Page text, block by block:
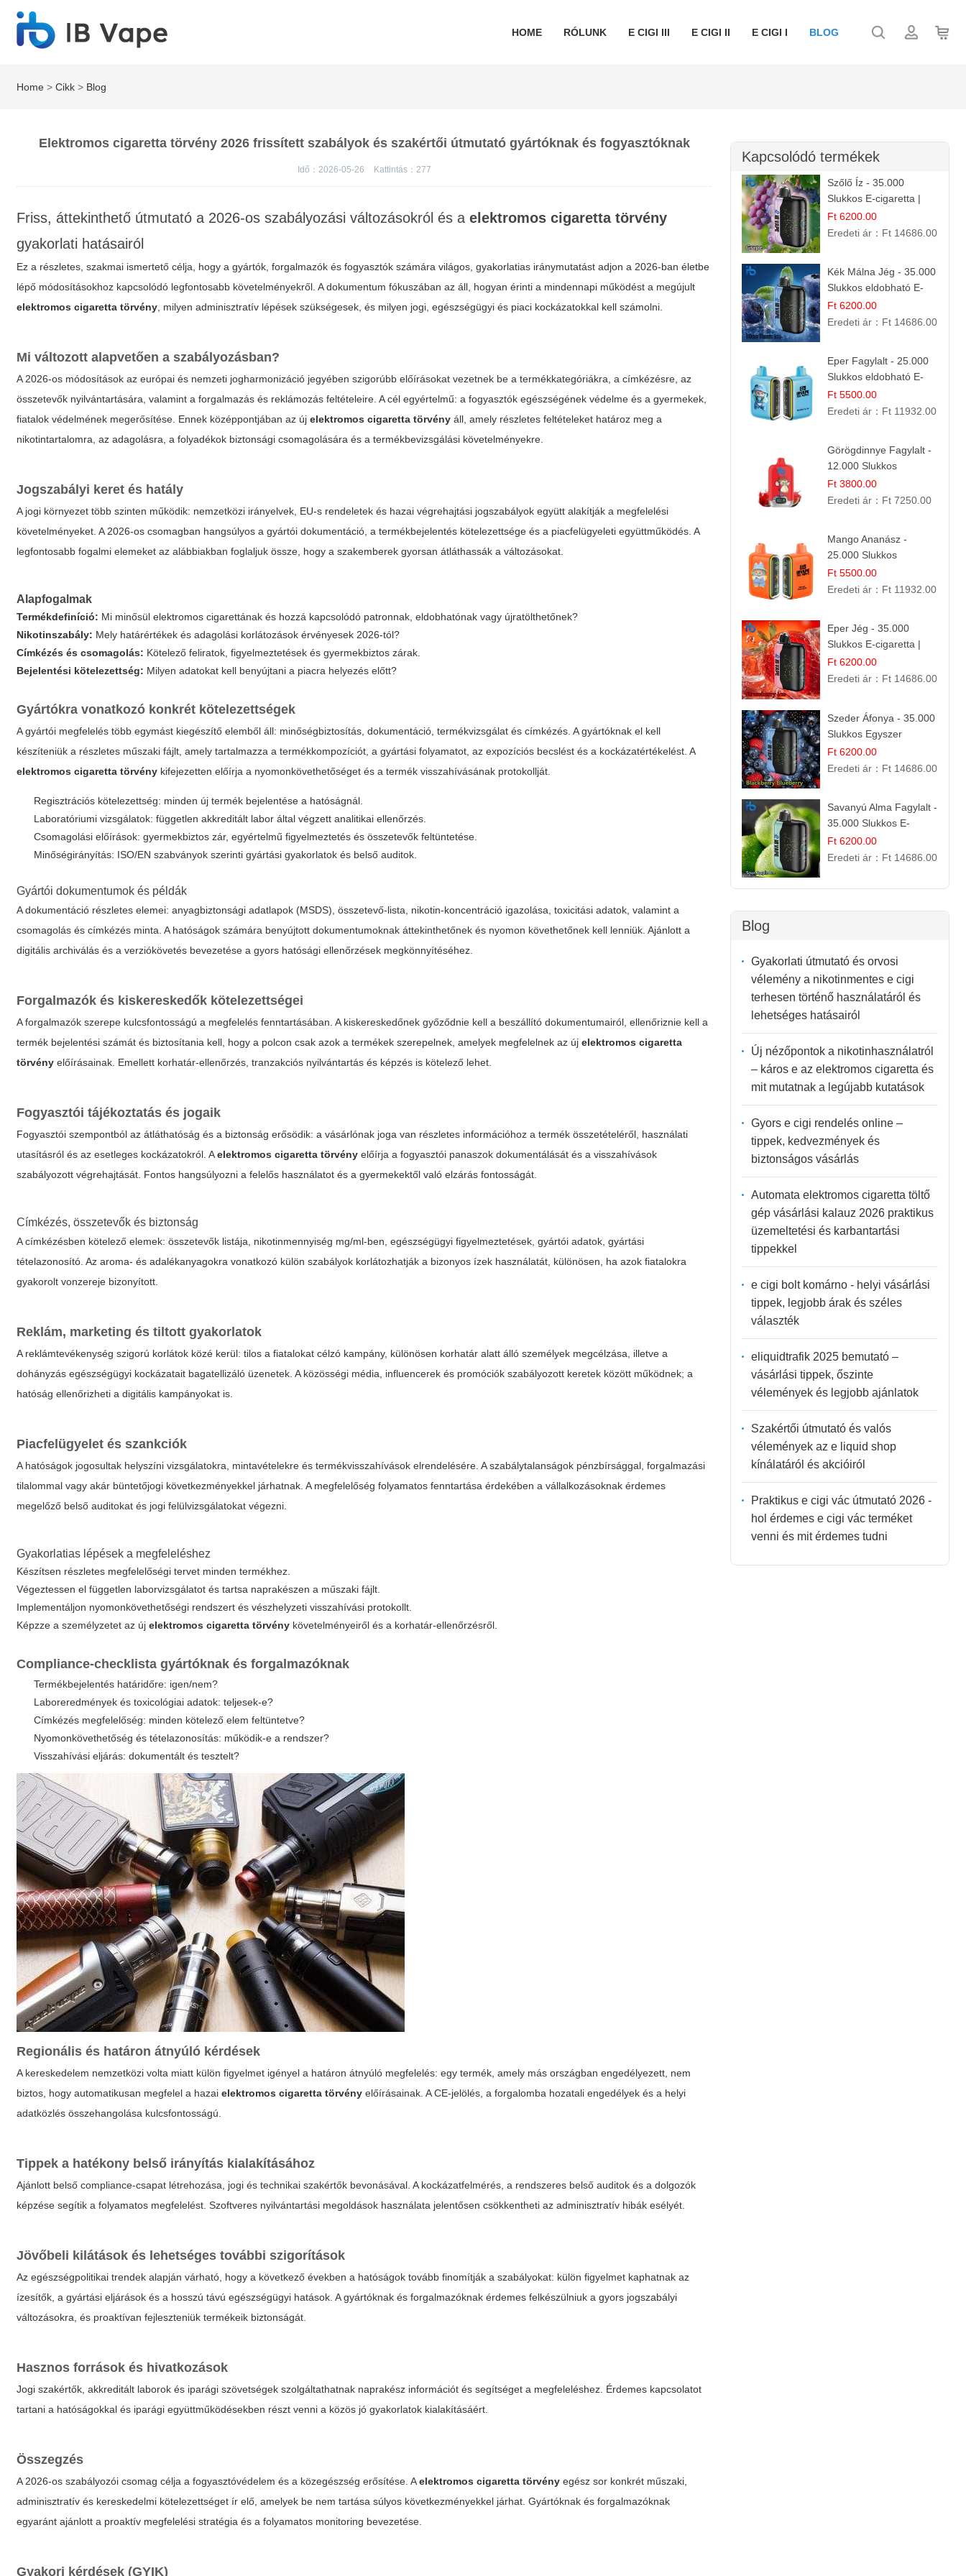
HOME RÓLUNK E CIGI III E CIGI II E CIGI I BLOG
Home >Cikk > Blog
Elektromos cigaretta törvény 2026 frissített szabályok és szakértői útmutató gyártóknak és fogyasztóknak
Idő：2026-05-26 Kattintás： 277
Friss, áttekinthető útmutató a 2026-os szabályozási változásokról és aelektromos cigaretta törvény
gyakorlati hatásairól
Ez a részletes, szakmai ismertető célja, hogy a gyártók, forgalmazók és fogyasztók számára világos, gyakorlatias iránymutatást adjon a 2026-ban életbe
lépő módosításokhoz kapcsolódó legfontosabb követelményekről. A dokumentum fókuszában az áll, hogyan érinti a mindennapi működést a megújult
elektromos cigaretta törvény , milyen adminisztratív lépések szükségesek, és milyen jogi, egészségügyi és piaci kockázatokkal kell számolni.
Mi változott alapvetően a szabályozásban?
A 2026-os módosítások az európai és nemzeti jogharmonizáció jegyében szigorúbb előírásokat vezetnek be a termékkategóriákra, a címkézésre, az
összetevők nyilvántartására, valamint a forgalmazás és reklámozás feltételeire. A cél egyértelmű: a fogyasztók egészségének védelme és a gyermekek,
fiatalok védelmének megerősítése. Ennek középpontjában az újelektromos cigaretta törvény áll, amely részletes feltételeket határoz meg a
nikotintartalomra, az adagolásra, a folyadékok biztonsági csomagolására és a termékbevizsgálási követelményekre.
Jogszabályi keret és hatály
A jogi környezet több szinten működik: nemzetközi irányelvek, EU-s rendeletek és hazai végrehajtási jogszabályok együtt alakítják a megfelelési
követelményeket. A 2026-os csomagban hangsúlyos a gyártói dokumentáció, a termékbejelentés kötelezettsége és a piacfelügyeleti együttműködés. A
legfontosabb fogalmi elemeket az alábbiakban foglaljuk össze, hogy a szakemberek gyorsan átláthassák a változásokat.
Alapfogalmak
Termékdefiníció: Mi minősül elektromos cigarettának és hozzá kapcsolódó patronnak, eldobhatónak vagy újratölthetőnek?
Nikotinszabály: Mely határértékek és adagolási korlátozások érvényesek 2026-tól?
Címkézés és csomagolás: Kötelező feliratok, figyelmeztetések és gyermekbiztos zárak.
Bejelentési kötelezettség: Milyen adatokat kell benyújtani a piacra helyezés előtt?
Gyártókra vonatkozó konkrét kötelezettségek
A gyártói megfelelés több egymást kiegészítő elemből áll: minőségbiztosítás, dokumentáció, termékvizsgálat és címkézés. A gyártóknak el kell
készíteniük a részletes műszaki fájlt, amely tartalmazza a termékkompozíciót, a gyártási folyamatot, az expozíciós becslést és a kockázatértékelést. A
elektromos cigaretta törvény kifejezetten előírja a nyomonkövethetőséget és a termék visszahívásának protokollját.
Regisztrációs kötelezettség: minden új termék bejelentése a hatóságnál.
Laboratóriumi vizsgálatok: független akkreditált labor által végzett analitikai ellenőrzés.
Csomagolási előírások: gyermekbiztos zár, egyértelmű figyelmeztetés és összetevők feltüntetése.
Minőségirányítás: ISO/EN szabványok szerinti gyártási gyakorlatok és belső auditok.
Gyártói dokumentumok és példák
A dokumentáció részletes elemei: anyagbiztonsági adatlapok (MSDS), összetevő-lista, nikotin-koncentráció igazolása, toxicitási adatok, valamint a
csomagolás és címkézés minta. A hatóságok számára benyújtott dokumentumoknak áttekinthetőnek és nyomon követhetőnek kell lenniük. Ajánlott a
digitális archiválás és a verziókövetés bevezetése a gyors hatósági ellenőrzések megkönnyítéséhez.
Forgalmazók és kiskereskedők kötelezettségei
A forgalmazók szerepe kulcsfontosságú a megfelelés fenntartásában. A kiskereskedőnek győződnie kell a beszállító dokumentumairól, ellenőriznie kell a
termék bejelentési számát és biztosítania kell, hogy a polcon csak azok a termékek szerepelnek, amelyek megfelelnek az újelektromos cigaretta
törvény előírásainak. Emellett korhatár-ellenőrzés, tranzakciós nyilvántartás és képzés is kötelező lehet.
Fogyasztói tájékoztatás és jogaik
Fogyasztói szempontból az átláthatóság és a biztonság erősödik: a vásárlónak joga van részletes információhoz a termék összetételéről, használati
utasításról és az esetleges kockázatokról. Aelektromos cigaretta törvény előírja a fogyasztói panaszok dokumentálását és a visszahívások
szabályozott végrehajtását. Fontos hangsúlyozni a felelős használatot és a gyermekektől való elzárás fontosságát.
Címkézés, összetevők és biztonság
A címkézésben kötelező elemek: összetevők listája, nikotinmennyiség mg/ml-ben, egészségügyi figyelmeztetések, gyártói adatok, gyártási
tételazonosító. Az aroma- és adalékanyagokra vonatkozó külön szabályok korlátozhatják a bizonyos ízek használatát, különösen, ha azok fiatalokra
gyakorolt vonzereje bizonyított.
Reklám, marketing és tiltott gyakorlatok
A reklámtevékenység szigorú korlátok közé kerül: tilos a fiatalokat célzó kampány, különösen korhatár alatt álló személyek megcélzása, illetve a
dohányzás egészségügyi kockázatait bagatellizáló üzenetek. A közösségi média, influencerek és promóciók szabályozott keretek között működnek; a
hatóság ellenőrizheti a digitális kampányokat is.
Piacfelügyelet és szankciók
A hatóságok jogosultak helyszíni vizsgálatokra, mintavételekre és termékvisszahívások elrendelésére. A szabálytalanságok pénzbírsággal, forgalmazási
tilalommal vagy akár büntetőjogi következményekkel járhatnak. A megfelelőség folyamatos fenntartása érdekében a vállalkozásoknak érdemes
megelőző belső auditokat és jogi felülvizsgálatokat végezni.
Gyakorlatias lépések a megfeleléshez
Készítsen részletes megfelelőségi tervet minden termékhez.
Végeztessen el független laborvizsgálatot és tartsa naprakészen a műszaki fájlt.
Implementáljon nyomonkövethetőségi rendszert és vészhelyzeti visszahívási protokollt.
Képzze a személyzetet az újelektromos cigaretta törvény követelményeiről és a korhatár-ellenőrzésről.
Compliance-checklista gyártóknak és forgalmazóknak
Termékbejelentés határidőre: igen/nem?
Laboreredmények és toxicológiai adatok: teljesek-e?
Címkézés megfelelőség: minden kötelező elem feltüntetve?
Nyomonkövethetőség és tételazonosítás: működik-e a rendszer?
Visszahívási eljárás: dokumentált és tesztelt?
Regionális és határon átnyúló kérdések
A kereskedelem nemzetközi volta miatt külön figyelmet igényel a határon átnyúló megfelelés: egy termék, amely más országban engedélyezett, nem
biztos, hogy automatikusan megfelel a hazaielektromos cigaretta törvény előírásainak. A CE-jelölés, a forgalomba hozatali engedélyek és a helyi
adatközlés összehangolása kulcsfontosságú.
Tippek a hatékony belső irányítás kialakításához
Ajánlott belső compliance-csapat létrehozása, jogi és technikai szakértők bevonásával. A kockázatfelmérés, a rendszeres belső auditok és a dolgozók
képzése segítik a folyamatos megfelelést. Szoftveres nyilvántartási megoldások használata jelentősen csökkentheti az adminisztratív hibák esélyét.
Jövőbeli kilátások és lehetséges további szigorítások
Az egészségpolitikai trendek alapján várható, hogy a következő években a hatóságok tovább finomítják a szabályokat: külön figyelmet kaphatnak az
ízesítők, a gyártási eljárások és a hosszú távú egészségügyi hatások. A gyártóknak és forgalmazóknak érdemes felkészülniuk a gyors jogszabályi
változásokra, és proaktívan fejleszteniük termékeik biztonságát.
Hasznos források és hivatkozások
Jogi szakértők, akkreditált laborok és iparági szövetségek szolgáltathatnak naprakész információt és segítséget a megfeleléshez. Érdemes kapcsolatot
tartani a hatóságokkal és iparági együttműködésekben részt venni a közös jó gyakorlatok kialakításáért.
Összegzés
A 2026-os szabályozói csomag célja a fogyasztóvédelem és a közegészség erősítése. Aelektromos cigaretta törvény egész sor konkrét műszaki,
adminisztratív és kereskedelmi kötelezettséget ír elő, amelyek be nem tartása súlyos következményekkel járhat. Gyártóknak és forgalmazóknak
egyaránt ajánlott a proaktív megfelelési stratégia és a folyamatos monitoring bevezetése.
Gyakori kérdések (GYIK)
Kapcsolódó termékek
Szőlő Íz - 35.000
Slukkos E-cigaretta |
Friss Gyümölcs Aroma
Ft 6200.00
Eredeti ár： Ft 14686.00
Kék Málna Jég - 35.000
Slukkos eldobható E-
cigaretta | Frissítő
Ízélmény
Ft 6200.00
Eredeti ár： Ft 14686.00
Eper Fagylalt - 25.000
Slukkos eldobható E-
cigaretta | Édes
Desszert Íz
Ft 5500.00
Eredeti ár： Ft 11932.00
Görögdinnye Fagylalt -
12.000 Slukkos
eldobható e-Cigaretta
Ft 3800.00
Eredeti ár： Ft 7250.00
Mango Ananász -
25.000 Slukkos
eldobható E-cigaretta |
Trópusi Ízélmény
Ft 5500.00
Eredeti ár： Ft 11932.00
Eper Jég - 35.000
Slukkos E-cigaretta |
IBVape Bar
Ft 6200.00
Eredeti ár： Ft 14686.00
Szeder Áfonya - 35.000
Slukkos Egyszer
Használatos E-cigaretta
| Prémium Ízélmény
Ft 6200.00
Eredeti ár： Ft 14686.00
Savanyú Alma Fagylalt -
35.000 Slukkos E-
cigaretta | IBVape Bar
Ft 6200.00
Eredeti ár： Ft 14686.00
Blog
Gyakorlati útmutató és orvosi
vélemény a nikotinmentes e cigi
terhesen történő használatáról és
lehetséges hatásairól
Új nézőpontok a nikotinhasználatról
– káros e az elektromos cigaretta és
mit mutatnak a legújabb kutatások
Gyors e cigi rendelés online –
tippek, kedvezmények és
biztonságos vásárlás
Automata elektromos cigaretta töltő
gép vásárlási kalauz 2026 praktikus
üzemeltetési és karbantartási
tippekkel
e cigi bolt komárno - helyi vásárlási
tippek, legjobb árak és széles
választék
eliquidtrafik 2025 bemutató –
vásárlási tippek, őszinte
vélemények és legjobb ajánlatok
Szakértői útmutató és valós
vélemények az e liquid shop
kínálatáról és akcióiról
Praktikus e cigi vác útmutató 2026 -
hol érdemes e cigi vác terméket
venni és mit érdemes tudni